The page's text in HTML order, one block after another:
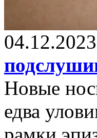
04.12.2023
Новые
едва